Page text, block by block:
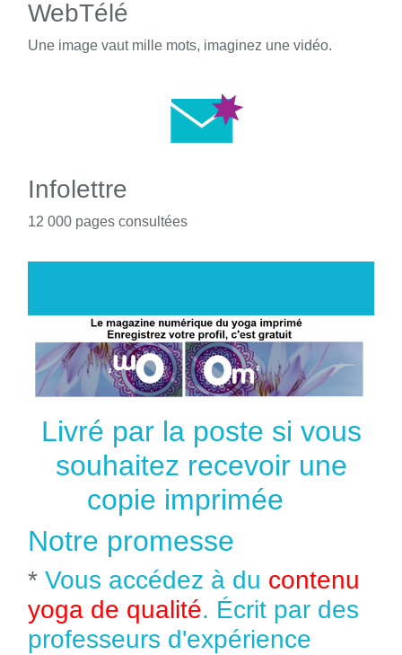
WebTélé
Une image vaut mille mots, imaginez une vidéo.
Infolettre
12 000 pages consultées
Livré par la poste si vous
souhaitez recevoir une
copie imprimée
Notre promesse
* Vous accédez à du contenu
yoga de qualité. Écrit par des
professeurs d'expérience